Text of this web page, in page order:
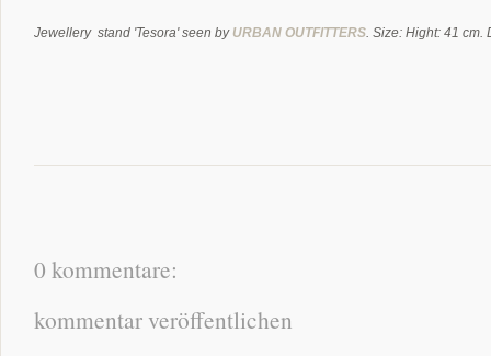
Jewellery stand 'Tesora' seen by URBAN OUTFITTERS . Size: Hight: 41
0 kommentare:
kommentar veröffentlichen